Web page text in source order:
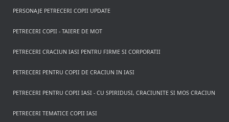
PERSONAJE PETRECERI COPII UPDATE
PETRECERI COPII - TAIERE DE MOT
PETRECERI CRACIUN IASI PENTRU FIRME SI CORPORATII
PETRECERI PENTRU COPII DE CRACIUN IN IASI
PETRECERI PENTRU COPII IASI - CU SPIRIDUSI, CRACIUNITE SI MOS CRACIUN
PETRECERI TEMATICE COPII IASI